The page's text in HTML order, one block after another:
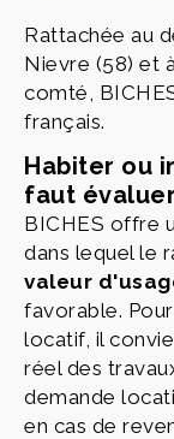
Rattachée au
Nievre (58) et
comté,
français.
Habiter ou
faut évaluer
BICHES offre
dans lequel le
valeur
favorable.
locatif, il
réel des
demande
en cas de